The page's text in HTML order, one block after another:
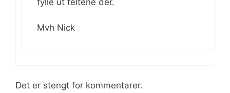
Mvh Nick
Det er stengt for kommentarer.